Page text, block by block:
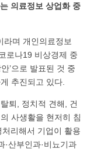
의료정보 상업화 중
라며 개인의료정보
로나19 비상경제 중
’으로 발표된 것 중
추진되고 있다.
퇴, 정치적 견해, 건
사생활을 현저히 침
리해서 기업이 활용
·산부인과·비뇨기과